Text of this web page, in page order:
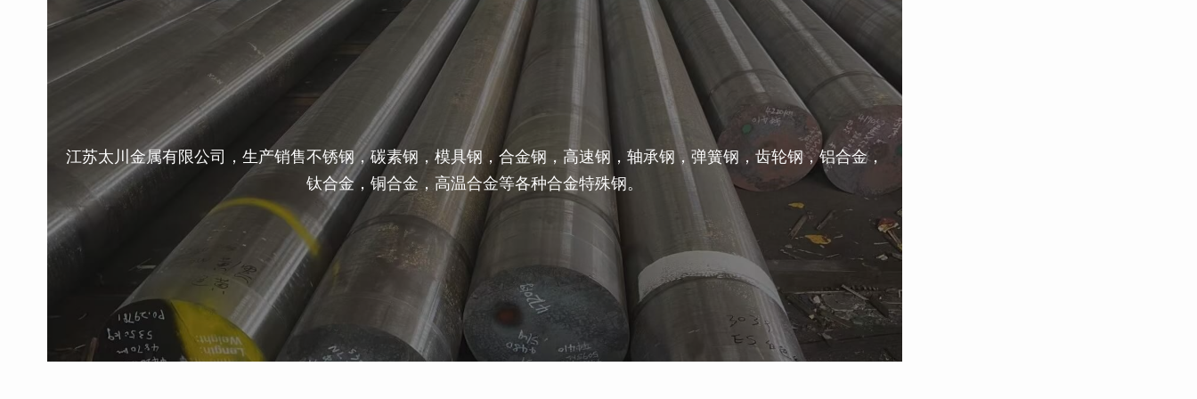
江苏太川金属有限公司，生产销售不锈钢，碳素钢，模具钢，合金钢，高速钢，轴承钢，弹簧钢，齿轮钢，铝合金，
钛合金，铜合金，高温合金等各种合金特殊钢。